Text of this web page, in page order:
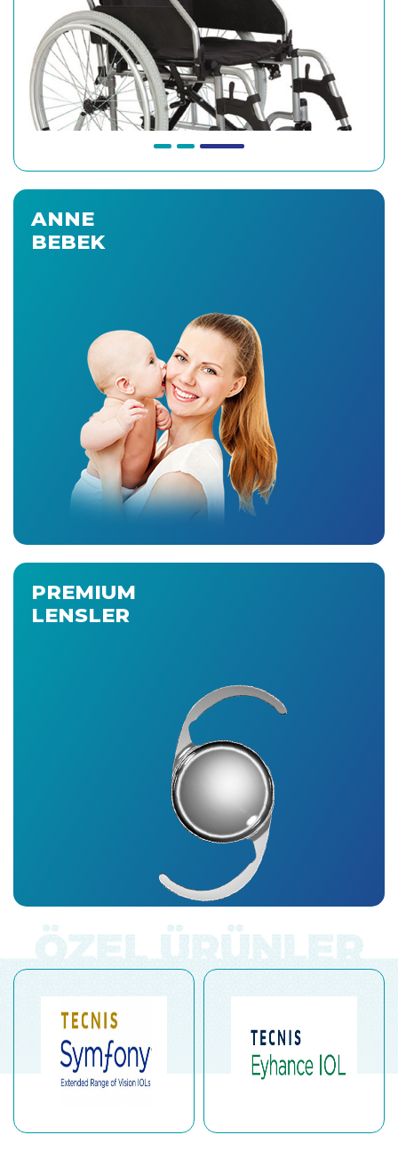
ANNE
BEBEK
PREMIUM
LENSLER